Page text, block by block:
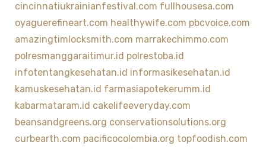
cincinnatiukrainianfestival.com fullhousesa.com
oyaguerefineart.com healthywife.com pbcvoice.com
amazingtimlocksmith.com marrakechimmo.com
polresmanggaraitimur.id polrestoba.id
infotentangkesehatan.id informasikesehatan.id
kamuskesehatan.id farmasiapotekerumm.id
kabarmataram.id cakelifeeveryday.com
beansandgreens.org conservationsolutions.org
curbearth.com pacificocolombia.org topfoodish.com